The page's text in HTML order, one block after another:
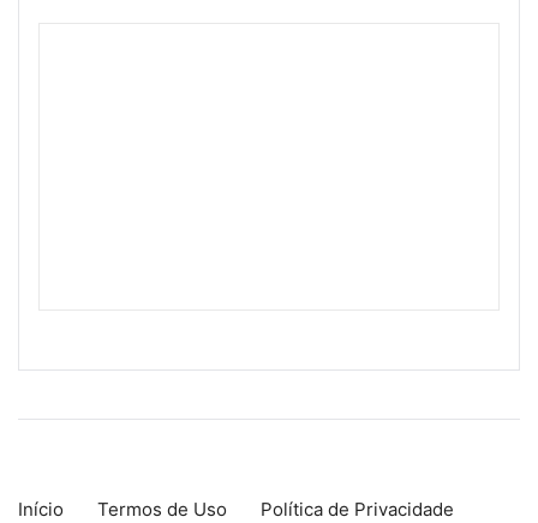
Início Termos de Uso Política de Privacidade